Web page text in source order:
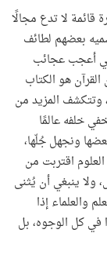
قائمة لا تدع مجالًا
بعضهم لطائف
أعجب عجائب
هو الكتاب
وتتكشف المزيد من
خلفه عالمًا
ونجهل جُلّها،
اقتربت من
ولا ينبغي أن يُثنى
والعلماء إذا
في كل الوجوه، بل